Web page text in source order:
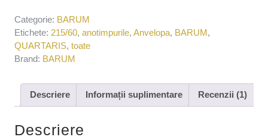
Categorie: BARUM
Etichete: 215/60, anotimpurile, Anvelopa, BARUM,
QUARTARIS, toate
Brand: BARUM
Descriere Informații suplimentare Recenzii (1)
Descriere